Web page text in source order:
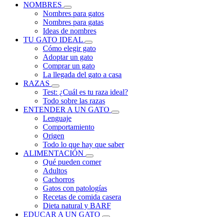
NOMBRES
Nombres para gatos
Nombres para gatas
Ideas de nombres
TU GATO IDEAL
Cómo elegir gato
Adoptar un gato
Comprar un gato
La llegada del gato a casa
RAZAS
Test: ¿Cuál es tu raza ideal?
Todo sobre las razas
ENTENDER A UN GATO
Lenguaje
Comportamiento
Origen
Todo lo que hay que saber
ALIMENTACIÓN
Qué pueden comer
Adultos
Cachorros
Gatos con patologías
Recetas de comida casera
Dieta natural y BARF
EDUCAR A UN GATO